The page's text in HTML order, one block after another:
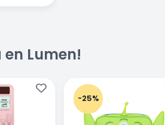
en Lumen!
-25%